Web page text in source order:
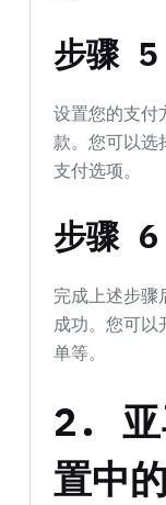
步骤 5
设置您的支付
款。您可以选
支付选项。
步骤 6
完成上述步骤
成功。您可以
单等。
2. 亚
置中